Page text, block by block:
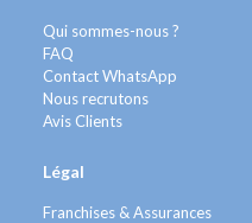
Qui sommes-nous ?
FAQ
Contact WhatsApp
Nous recrutons
Avis Clients
Légal
Franchises & Assurances